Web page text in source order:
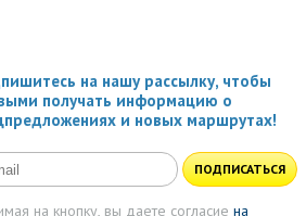
на нашу рассылку, чтобы
получать информацию о
и новых маршрутах!
ПОДПИСАТЬСЯ
на кнопку, вы даете согласие на